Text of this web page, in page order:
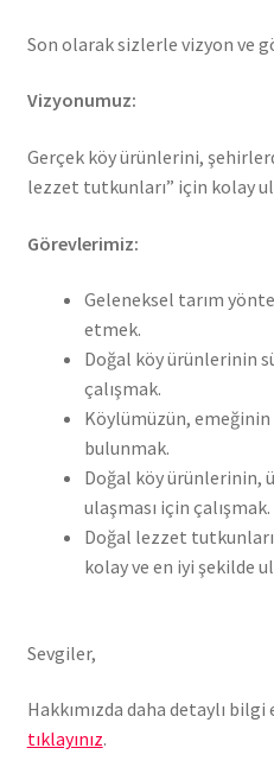
Son olarak sizlerle vizyon ve
Vizyonumuz:
Gerçek köy ürünlerini,
lezzet tutkunları” için kolay
Görevlerimiz:
Geleneksel tarım
etmek.
Doğal köy ürünlerinin
çalışmak.
Köylümüzün, emeğinin
bulunmak.
Doğal köy ürünlerinin,
ulaşması için çalışmak.
Doğal lezzet
kolay ve en iyi şekilde
Sevgiler,
Hakkımızda daha detaylı
tıklayınız.